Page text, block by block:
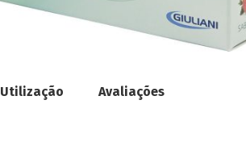
Utilização Avaliações